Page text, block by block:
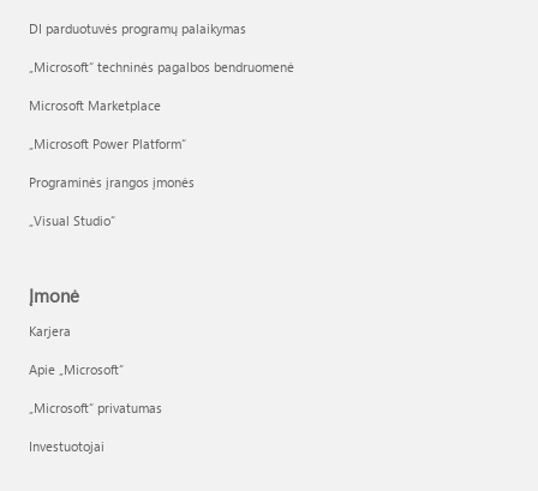
DI parduotuvės programų palaikymas
„Microsoft“ techninės pagalbos bendruomenė
Microsoft Marketplace
„Microsoft Power Platform“
Programinės įrangos įmonės
„Visual Studio“
Įmonė
Karjera
Apie „Microsoft“
„Microsoft“ privatumas
Investuotojai